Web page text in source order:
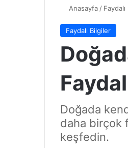
Anasayfa/
Faydalı Bilgiler
Doğada
daha birçok
keşfedin.